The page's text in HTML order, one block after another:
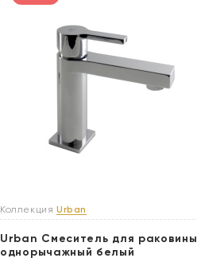
Коллекция Urban
Urban Смеситель для раковины
однорычажный белый